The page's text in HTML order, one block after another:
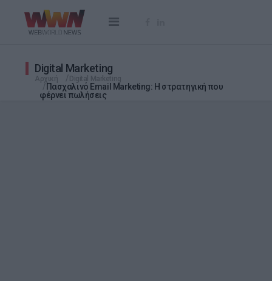
Digital Marketing
Πασχαλινό Email Marketing: Η στρατηγική που
φέρνει πωλήσεις